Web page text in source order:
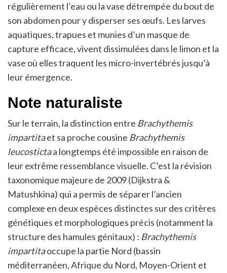
régulièrement l’eau ou la vase détrempée du bout de
son abdomen pour y disperser ses œufs. Les larves
aquatiques, trapues et munies d’un masque de
capture efficace, vivent dissimulées dans le limon et la
vase où elles traquent les micro-invertébrés jusqu’à
leur émergence.
Note naturaliste
Sur le terrain, la distinction entre Brachythemis
impartitaet sa proche cousine Brachythemis
leucostictaa longtemps été impossible en raison de
leur extrême ressemblance visuelle. C’est la révision
taxonomique majeure de 2009 (Dijkstra &
Matushkina) qui a permis de séparer l’ancien
complexe en deux espèces distinctes sur des critères
génétiques et morphologiques précis (notamment la
structure des hamules génitaux) : Brachythemis
impartitaoccupe la partie Nord (bassin
méditerranéen, Afrique du Nord, Moyen-Orient et